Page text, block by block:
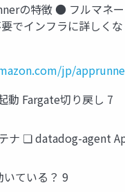
の特徴 ● フルマネ
でインフラに詳しく
jp/
動 Fargate切り戻し 7
ナ ❏ datadog-agent
いている？ 9